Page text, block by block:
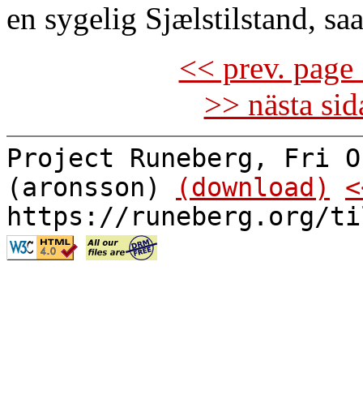
en sygelig Sjælstilstand,
<< prev.
>> nästa
Project Runeberg, Fri
(aronsson)
(download)
https://runeberg.org/